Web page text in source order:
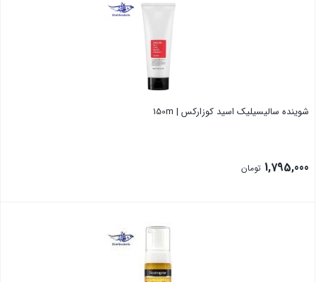
شوینده سالیسیلیک اسید کوزارکس | 150m
1,795,000 تومان